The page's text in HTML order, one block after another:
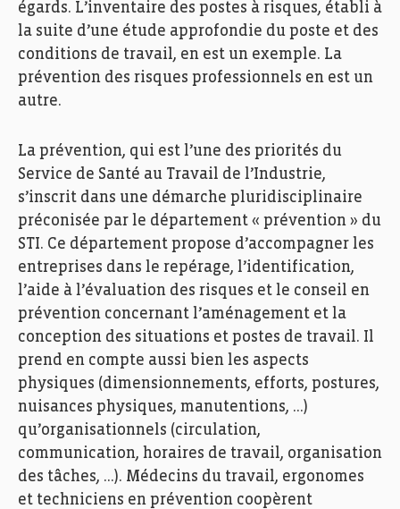
STI inauguration 2024. Photo: Ann Sophie Lindstrém
STI, Service de Santé au Travail de l’Industrie. Photo:
Ann Sophie Lindstrém
égards. L’inventaire des postes à risques, établi à
la suite d’une étude approfondie du poste et des
conditions de travail, en est un exemple. La
prévention des risques professionnels en est un
autre.
La prévention, qui est l’une des priorités du
Service de Santé au Travail de l’Industrie,
s’inscrit dans une démarche pluridisciplinaire
préconisée par le département « prévention » du
STI. Ce département propose d’accompagner les
entreprises dans le repérage, l’identification,
l’aide à l’évaluation des risques et le conseil en
prévention concernant l’aménagement et la
conception des situations et postes de travail. Il
prend en compte aussi bien les aspects
physiques (dimensionnements, efforts, postures,
nuisances physiques, manutentions, …)
qu’organisationnels (circulation,
communication, horaires de travail, organisation
des tâches, …). Médecins du travail, ergonomes
et techniciens en prévention coopèrent